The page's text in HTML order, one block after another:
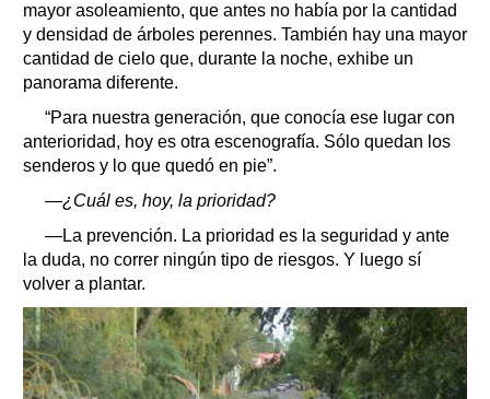
mayor asoleamiento, que antes no había por la cantidad
y densidad de árboles perennes. También hay una mayor
cantidad de cielo que, durante la noche, exhibe un
panorama diferente.
“Para nuestra generación, que conocía ese lugar con
anterioridad, hoy es otra escenografía. Sólo quedan los
senderos y lo que quedó en pie”.
—¿Cuál es, hoy, la prioridad?
—La prevención. La prioridad es la seguridad y ante
la duda, no correr ningún tipo de riesgos. Y luego sí
volver a plantar.